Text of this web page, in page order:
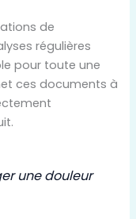
de
régulières
pour toute une
ces documents à
une douleur